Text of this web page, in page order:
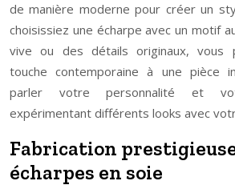
de manière moderne pour créer un
choisissiez une écharpe avec un motif
vive ou des détails originaux, vous
touche contemporaine à une pièce
parler votre personnalité et
expérimentant différents looks avec
Fabrication
écharpes en soie